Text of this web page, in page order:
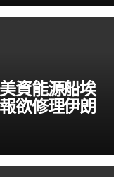
資能源船埃
欲修理伊朗